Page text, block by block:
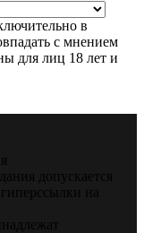
в
с мнением
для лиц 18 лет и
допускается
на